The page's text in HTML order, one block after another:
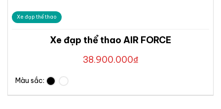
Xe đạp thể thao
Xe đạp thể thao AIR FORCE
38.900.000₫
Màu sắc: